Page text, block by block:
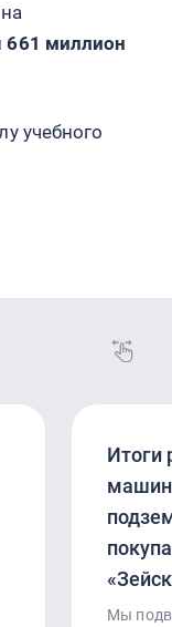
661 миллион
учебного
Итоги
Мы